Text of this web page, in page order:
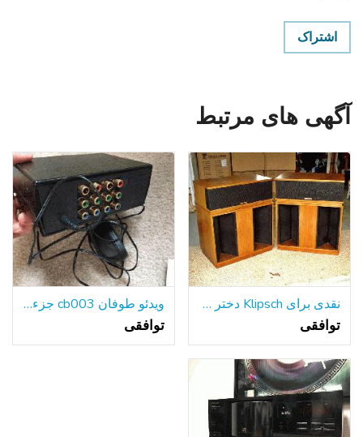
اشتراک
آگهی های مرتبط
نقدی برای Klipsch دختر خوشگل خود را و یا لا اسکالا
توافقی
ویدئو طوفان cb003 جزء ویدئو توزیع آمپر
توافقی